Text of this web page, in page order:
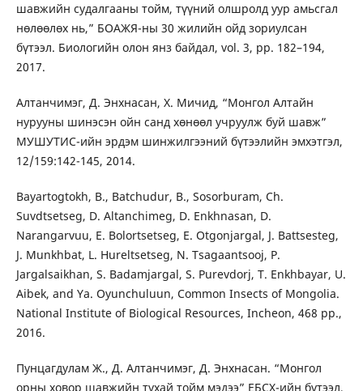
шавжийн судалгааны тойм, түүний олшролд уур амьсгал
нөлөөлөх нь,” БОАЖЯ-ны 30 жилийн ойд зориулсан
бүтээл. Биологийн олон янз байдал, vol. 3, pp. 182–194,
2017.
Алтанчимэг, Д. Энхнасан, Х. Мичид, “Монгол Алтайн
нурууны шинэсэн ойн санд хөнөөл учруулж буй шавж”
МУШУТИС-ийн эрдэм шинжилгээний бүтээлийн эмхэтгэл,
12/159:142-145, 2014.
Bayartogtokh, B., Batchudur, B., Sosorburam, Ch.
Suvdtsetseg, D. Altanchimeg, D. Enkhnasan, D.
Narangarvuu, E. Bolortsetseg, E. Otgonjargal, J. Battsesteg,
J. Munkhbat, L. Hureltsetseg, N. Tsagaantsooj, P.
Jargalsaikhan, S. Badamjargal, S. Purevdorj, T. Enkhbayar, U.
Aibek, and Ya. Oyunchuluun, Common Insects of Mongolia.
National Institute of Biological Resources, Incheon, 468 pp.,
2016.
Пунцагдулам Ж., Д. Алтанчимэг, Д. Энхнасан. “Монгол
орны ховор шавжийн тухай тойм мэдээ” ЕБСХ-ийн бүтээл,